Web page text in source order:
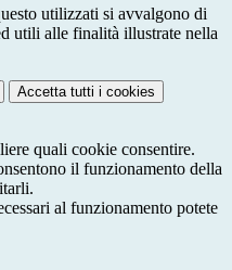
utilizzati si avvalgono di
utili alle finalità illustrate nella
Accetta tutti i cookies
quali cookie consentire.
il funzionamento della
al funzionamento potete